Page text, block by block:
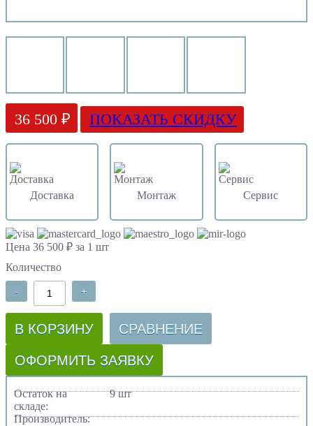
36 500 ₽ ПОКАЗАТЬ СКИДКУ
Доставка Монтаж Сервис
Цена 36 500 ₽ за 1 шт
Количество
- +
В КОРЗИНУ СРАВНЕНИЕ
ОФОРМИТЬ ЗАЯВКУ
Остаток на
складе:
9 шт
Производитель: